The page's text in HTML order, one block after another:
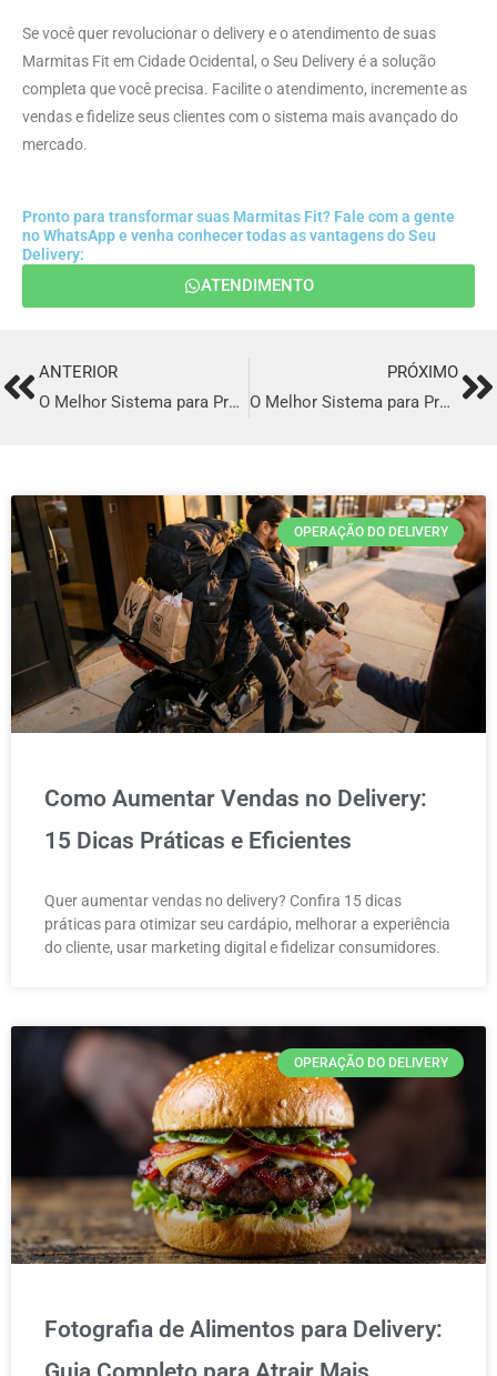
Se você quer revolucionar o delivery e o atendimento de suas
Marmitas Fit em Cidade Ocidental, o Seu Delivery é a solução
completa que você precisa. Facilite o atendimento, incremente as
vendas e fidelize seus clientes com o sistema mais avançado do
mercado.
Pronto para transformar suas Marmitas Fit? Fale com a gente
no WhatsApp e venha conhecer todas as vantagens do Seu
Delivery:
ATENDIMENTO
PrevANTERIOR
O Melhor Sistema para Profissionalizar o seu Delivery em Santana do Araguaia
PRÓXIMO
O Melhor Sistema para Profissionalizar o seu Delivery em Tauá
OPERAÇÃO DO DELIVERY
Como Aumentar Vendas no Delivery:
15 Dicas Práticas e Eficientes
Quer aumentar vendas no delivery? Confira 15 dicas
práticas para otimizar seu cardápio, melhorar a experiência
do cliente, usar marketing digital e fidelizar consumidores.
OPERAÇÃO DO DELIVERY
Fotografia de Alimentos para Delivery: